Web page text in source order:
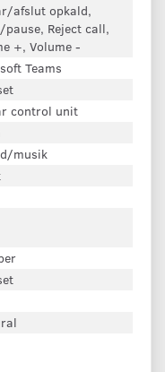
afslut opkald,
pause, Reject call,
+, Volume -
Teams
control unit
musik